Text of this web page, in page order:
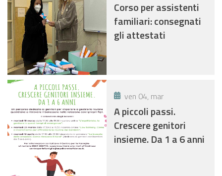
Corso per assistenti
familiari: consegnati
gli attestati
ven 04, mar
A piccoli passi.
Crescere genitori
insieme. Da 1 a 6 anni